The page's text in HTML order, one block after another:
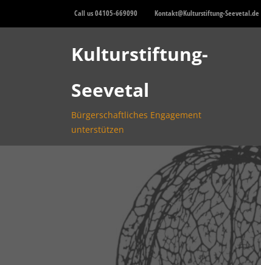
Call us 04105-669090 Kontakt@Kulturstiftung-Seevetal.de
Kulturstiftung-
Seevetal
Bürgerschaftliches Engagement
unterstützen